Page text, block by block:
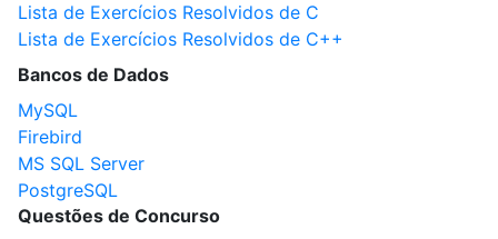
Lista de Exercícios Resolvidos de C
Lista de Exercícios Resolvidos de C++
Bancos de Dados
MySQL
Firebird
MS SQL Server
PostgreSQL
Questões de Concurso